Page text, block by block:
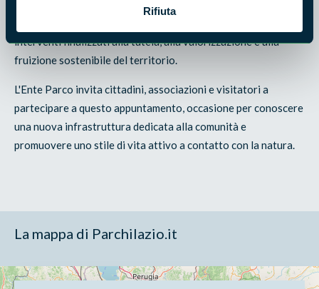
Rifiuta
istituzionale che testimonia la collaborazione tra Regione
interventi finalizzati alla tutela, alla valorizzazione e alla
fruizione sostenibile del territorio.
L'Ente Parco invita cittadini, associazioni e visitatori a
partecipare a questo appuntamento, occasione per conoscere
una nuova infrastruttura dedicata alla comunità e
promuovere uno stile di vita attivo a contatto con la natura.
La mappa di Parchilazio.it